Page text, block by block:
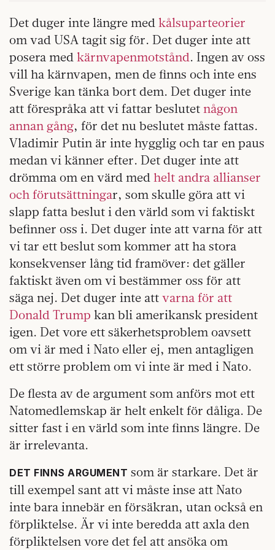
Det duger inte längre med kålsuparteorier
om vad USA tagit sig för. Det duger inte att
posera med kärnvapenmotstånd. Ingen av oss
vill ha kärnvapen, men de finns och inte ens
Sverige kan tänka bort dem. Det duger inte
att förespråka att vi fattar beslutet någon
annan gång, för det nu beslutet måste fattas.
Vladimir Putin är inte hygglig och tar en paus
medan vi känner efter. Det duger inte att
drömma om en värd med helt andra allianser
och förutsättningar, som skulle göra att vi
slapp fatta beslut i den värld som vi faktiskt
befinner oss i. Det duger inte att varna för att
vi tar ett beslut som kommer att ha stora
konsekvenser lång tid framöver: det gäller
faktiskt även om vi bestämmer oss för att
säga nej. Det duger inte att varna för att
Donald Trump kan bli amerikansk president
igen. Det vore ett säkerhetsproblem oavsett
om vi är med i Nato eller ej, men antagligen
ett större problem om vi inte är med i Nato.
De flesta av de argument som anförs mot ett
Natomedlemskap är helt enkelt för dåliga. De
sitter fast i en värld som inte finns längre. De
är irrelevanta.
DET FINNS ARGUMENT som är starkare. Det är
till exempel sant att vi måste inse att Nato
inte bara innebär en försäkran, utan också en
förpliktelse. Är vi inte beredda att axla den
förpliktelsen vore det fel att ansöka om